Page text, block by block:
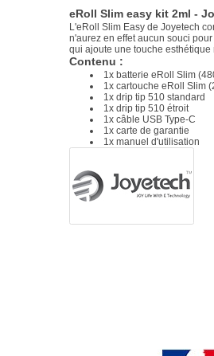
eRoll Slim easy kit 2ml -
L'eRoll Slim Easy de Joyetech
n'aurez en effet aucun souci
qui ajoute une touche
Contenu :
1x batterie eRoll Slim
1x cartouche eRoll Slim
1x drip tip 510 standard
1x drip tip 510 étroit
1x câble USB Type-C
1x carte de garantie
1x manuel d'utilisation